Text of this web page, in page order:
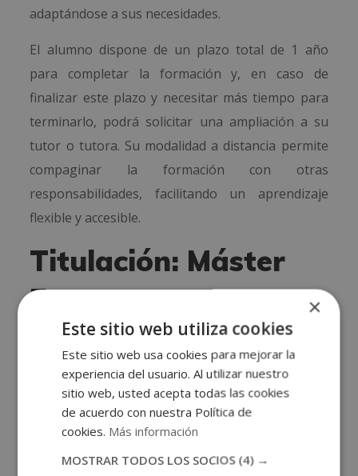
adaptándose a sus necesidades.
El alumno dispone de un plazo total de 1 año
para completar la formación y, en caso de
finalizar este plazo y necesitar más tiempo para
terminarlo, podrá solicitar una ampliación a su
tutor o tutora. Su modalidad a distancia permite
compaginar la formación con otras
responsabilidades, facilitando un aprendizaje
flexible y accesible.
Titulación: Máster
Experto en
Tratamiento
Psicológico del
Alzheimer
pruebas de evaluación, el alumno recibirá un
×
Este sitio web utiliza cookies
Este sitio web usa cookies para mejorar la
experiencia del usuario. Al utilizar nuestro
sitio web, usted acepta todas las cookies
de acuerdo con nuestra Política de
cookies. Más información
MOSTRAR TODOS LOS SOCIOS (4) →